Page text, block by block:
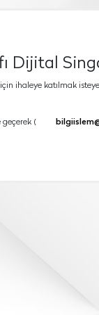
Dijital
ihaleye katılmak
geçerek (